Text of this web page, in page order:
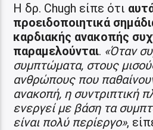
Η δρ. Chugh είπε ότι
προειδοποιητικά
καρδιακής ανακοπής
παραμελούνται. «Όταν
συμπτώματα, στους
ανθρώπους που
ανακοπή, η συντριπτική
ενεργεί με βάση τα
είναι πολύ περίεργο»,